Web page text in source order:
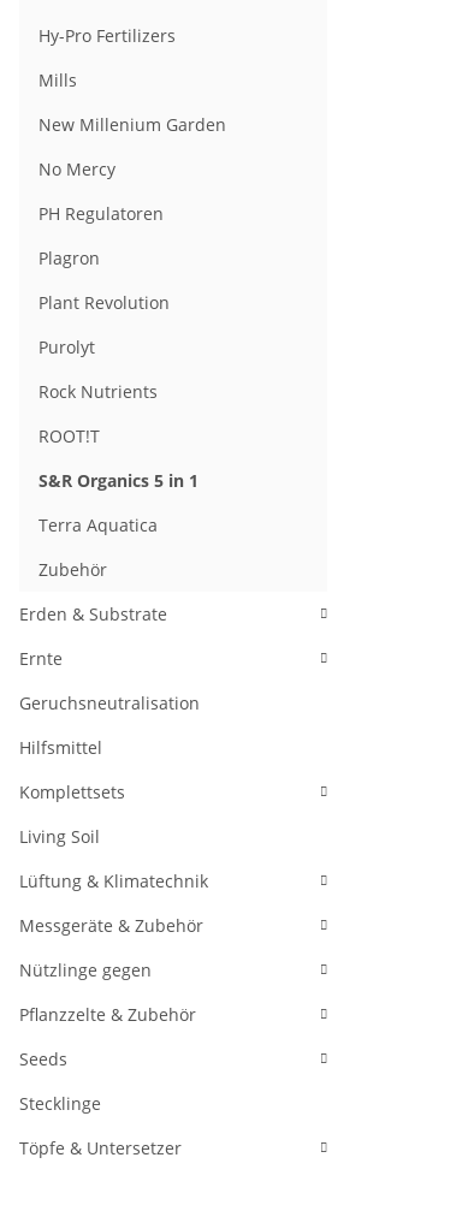
Hy-Pro Fertilizers
Mills
New Millenium Garden
No Mercy
PH Regulatoren
Plagron
Plant Revolution
Purolyt
Rock Nutrients
ROOT!T
S&R Organics 5 in 1
Terra Aquatica
Zubehör
Erden & Substrate
Ernte
Geruchsneutralisation
Hilfsmittel
Komplettsets
Living Soil
Lüftung & Klimatechnik
Messgeräte & Zubehör
Nützlinge gegen
Pflanzzelte & Zubehör
Seeds
Stecklinge
Töpfe & Untersetzer